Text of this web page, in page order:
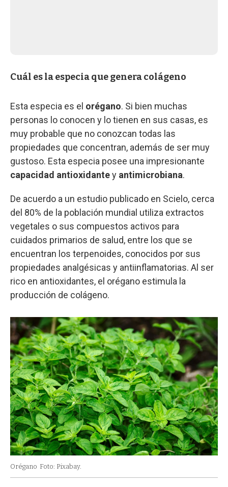
Cuál es la especia que genera colágeno
Esta especia es el orégano. Si bien muchas
personas lo conocen y lo tienen en sus casas, es
muy probable que no conozcan todas las
propiedades que concentran, además de ser muy
gustoso. Esta especia posee una impresionante
capacidad antioxidantey antimicrobiana.
De acuerdo a un estudio publicado en Scielo, cerca
del 80% de la población mundial utiliza extractos
vegetales o sus compuestos activos para
cuidados primarios de salud, entre los que se
encuentran los terpenoides, conocidos por sus
propiedades analgésicas y antiinflamatorias. Al ser
rico en antioxidantes, el orégano estimula la
producción de colágeno.
Orégano Foto: Pixabay.